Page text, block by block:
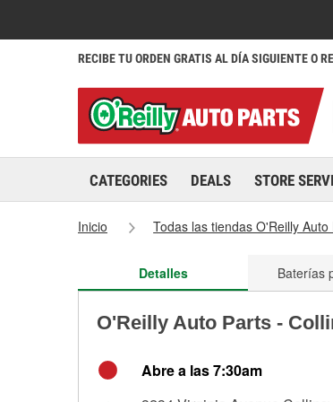
RECIBE TU ORDEN GRATIS AL DÍA SIGUIENTE O
CATEGORIES DEALS STORE
Inicio Todas las tiendas O'Reilly Auto
Detalles Baterías
O'Reilly Auto Parts -
Abre a las 7:30am